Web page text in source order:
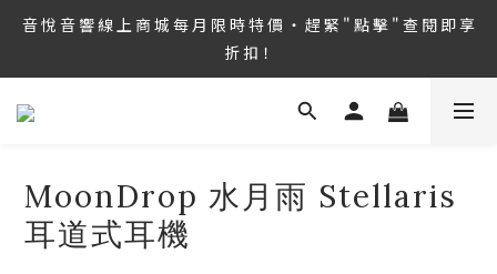
8/6 ~ 8/9 第36屆 TAA 國 際 Hi-End 音 響 大 展 情 熱 開 演 ‧  音 悅
音 響 1127 號 房 期 待 與 您 相 見
音 悅 音 響 線 上 商 城 每 月 限 時 特 價 ‧ 趕 緊 " 點 擊 " 查 閱 即 享
折 扣！
8/6 ~ 8/9 第36屆 TAA 國 際 Hi-End 音 響 大 展 情 熱 開 演 ‧  音 悅
MoonDrop 水月雨 Stellaris
耳道式耳機